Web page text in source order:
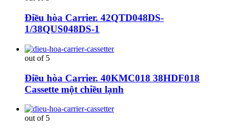
Điều hòa Carrier. 42QTD048DS-
1/38QUS048DS-1
out of 5
Điều hòa Carrier. 40KMC018 38HDF018
Cassette một chiều lạnh
out of 5